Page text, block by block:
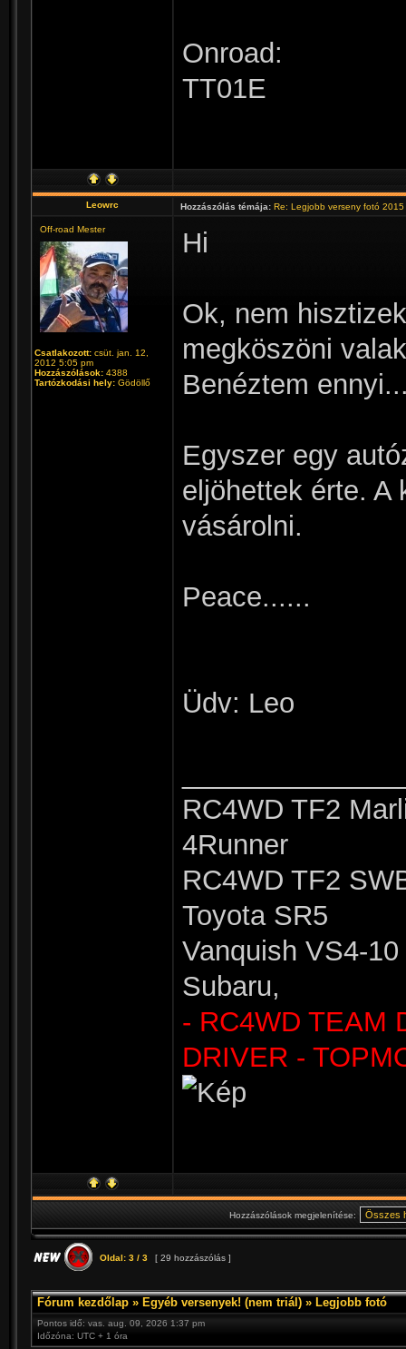
Onroad:
TT01E
Leowrc Hozzászólás témája: Re: Legjobb verseny fotó 2015
Off-road Mester
Csatlakozott: csüt. jan. 12,
2012 5:05 pm
Hozzászólások: 4388
Tartózkodási hely: Gödöllő
Hi
Ok, nem
megköszöni
Benéztem
Egyszer egy
eljöhettek érte. A
vásárolni.
Peace......
Üdv: Leo
RC4WD TF2
4Runner
RC4WD TF2
Toyota SR5
Vanquish VS4-
Subaru,
- RC4WD TEAM
DRIVER -
Hozzászólások megjelenítése:
Oldal: 3 / 3 [ 29 hozzászólás ]
Fórum kezdőlap » Egyéb versenyek! (nem triál) » Legjobb fotó
Pontos idő: vas. aug. 09, 2026 1:37 pm
Időzóna: UTC + 1 óra